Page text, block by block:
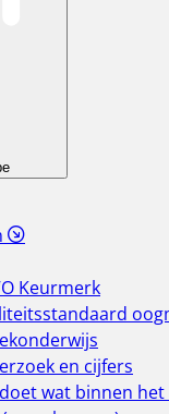
Keurmerk
en cijfers
wat binnen